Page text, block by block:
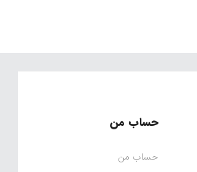
حساب من
حساب من